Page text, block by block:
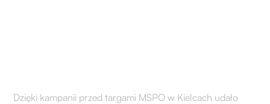
Dzięki kampanii przed targami MSPO w Kielcach udało